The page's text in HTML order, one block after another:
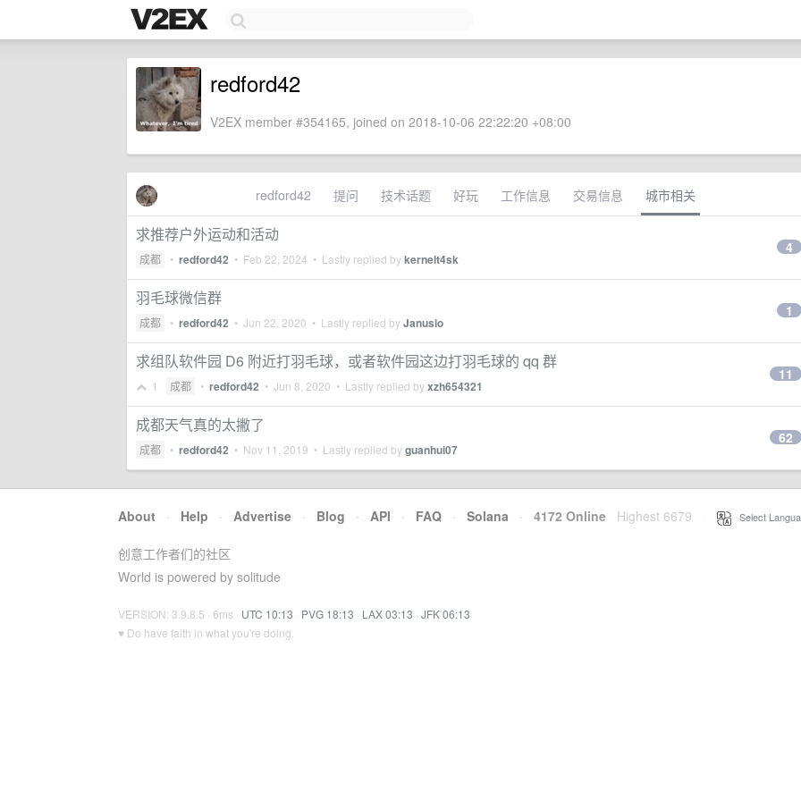
redford42
V2EX member #354165, joined on 2018-10-06 22:22:20 +08:00
redford42 提问 技术话题 好玩 工作信息 交易信息 城市相关
求推荐户外运动和活动
成都 • redford42 • Feb 22, 2024 • Lastly replied bykernelt4sk
4
羽毛球微信群
成都 • redford42 • Jun 22, 2020 • Lastly replied byJanusio
1
求组队软件园 D6 附近打羽毛球，或者软件园这边打羽毛球的 qq 群
1 成都 • redford42 • Jun 8, 2020 • Lastly replied byxzh654321
11
成都天气真的太撇了
成都 • redford42 • Nov 11, 2019 • Lastly replied byguanhui07
62
About · Help · Advertise · Blog · API · FAQ · Solana · 4172 Online Highest 6679 Select
创意工作者们的社区
World is powered by solitude
VERSION: 3.9.8.5 · 6ms · UTC 10:13 · PVG 18:13 · LAX 03:13 · JFK 06:13
♥ Do have faith in what you're doing.